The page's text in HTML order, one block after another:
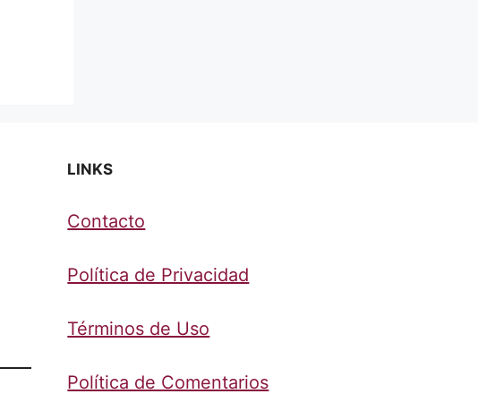
LINKS
Contacto
Política de Privacidad
Términos de Uso
Política de Comentarios